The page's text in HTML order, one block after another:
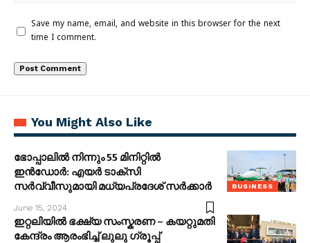
Save my name, email, and website in this browser for the next
time I comment.
You Might Also Like
BUSINESS
ഭോപ്പാലിൽ നിന്നും 55 മിനിറ്റിൽ
ഇൻഡോർ: എയർ ടാക്സി
സർവ്വീസുമായി മധ്യപ്രദേശ് സർക്കാർ
June 15, 2024
ഇറ്റലിയിൽ ഭക്ഷ്യ സംസ്കരണ – കയറ്റുമതി
കേന്ദ്രം ആരംഭിച്ച് ലുലു ഗ്രൂപ്പ്